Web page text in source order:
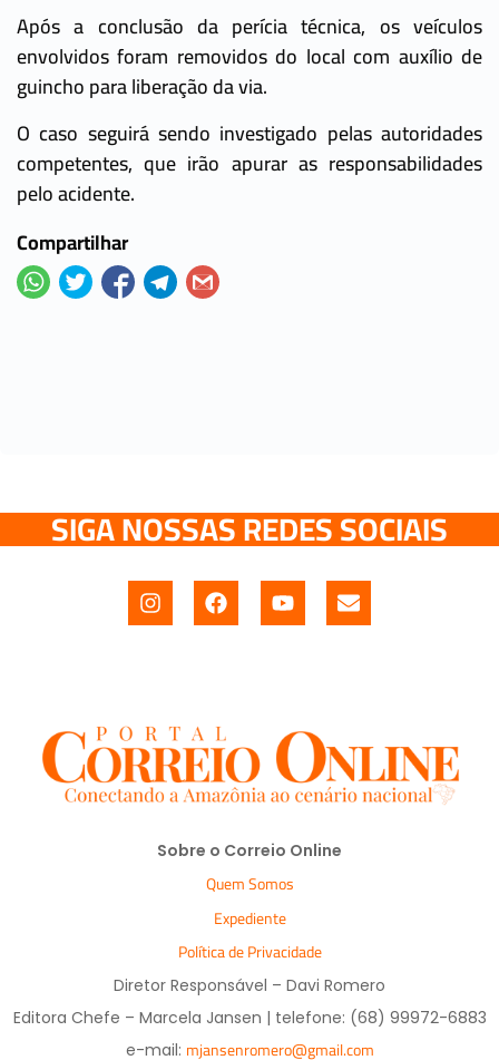
Após a conclusão da perícia técnica, os veículos
envolvidos foram removidos do local com auxílio de
guincho para liberação da via.
O caso seguirá sendo investigado pelas autoridades
competentes, que irão apurar as responsabilidades
pelo acidente.
Compartilhar
SIGA NOSSAS REDES SOCIAIS
Sobre o Correio Online
Quem Somos
Expediente
Política de Privacidade
Diretor Responsável – Davi Romero
Editora Chefe – Marcela Jansen | telefone: (68) 99972-6883
e-mail: mjansenromero@gmail.com